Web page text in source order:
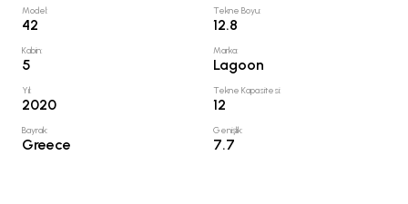
Model:
42
Tekne Boyu:
12.8
Kabin:
5
Marka:
Lagoon
Yıl:
2020
Tekne Kapasitesi:
12
Bayrak:
Greece
Genişlik:
7.7